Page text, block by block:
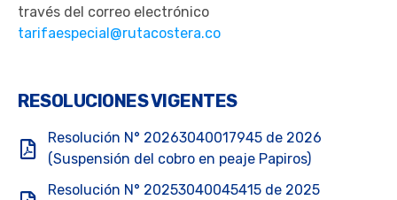
través del correo electrónico
tarifaespecial@rutacostera.co
RESOLUCIONES VIGENTES
Resolución N° 20263040017945 de 2026
(Suspensión del cobro en peaje Papiros)
Resolución N° 20253040045415 de 2025